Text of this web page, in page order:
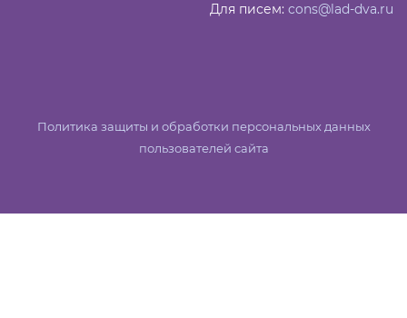
Для писем: cons@lad-dva.ru
Политика защиты и обработки персональных данных
пользователей сайта